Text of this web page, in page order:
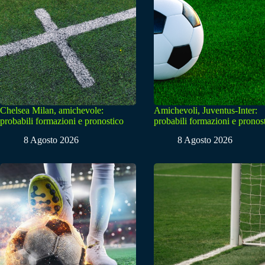
Chelsea Milan, amichevole:
probabili formazioni e pronostico
8 Agosto 2026
Amichevoli, Juventus-Inter:
probabili formazioni e
8 Agosto 2026